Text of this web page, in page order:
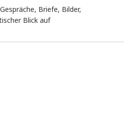
Briefe, Bilder,
Blick auf